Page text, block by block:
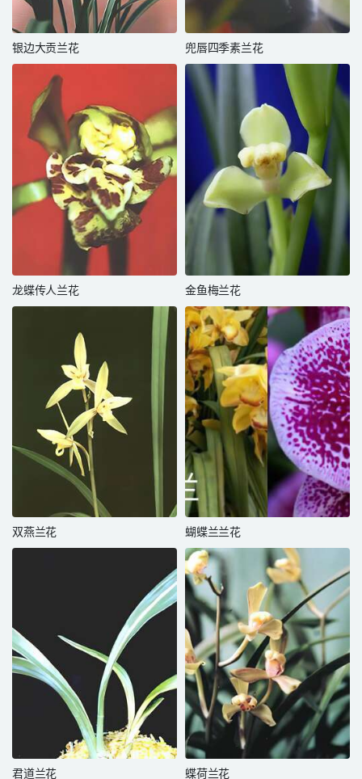
银边大贡兰花 兜唇四季素兰花
龙蝶传人兰花 金鱼梅兰花
双燕兰花 蝴蝶兰兰花
君道兰花 蝶荷兰花